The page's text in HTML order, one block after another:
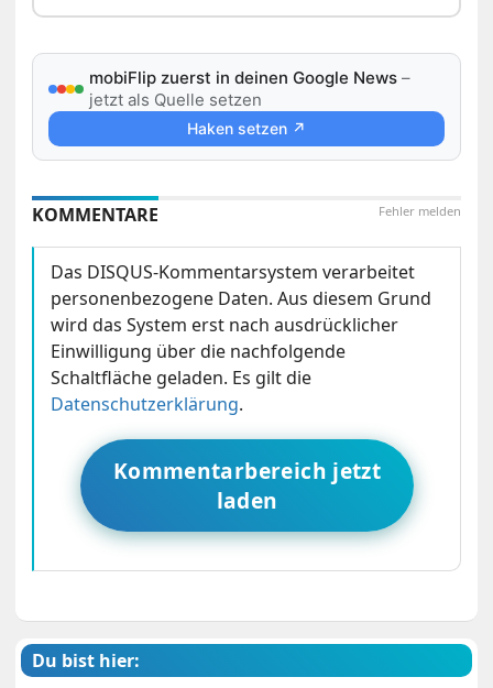
mobiFlip zuerst in deinen Google News –
jetzt als Quelle setzen
Haken setzen ↗
Fehler melden
KOMMENTARE
Das DISQUS-Kommentarsystem verarbeitet
personenbezogene Daten. Aus diesem Grund
wird das System erst nach ausdrücklicher
Einwilligung über die nachfolgende
Schaltfläche geladen. Es gilt die
Datenschutzerklärung.
Kommentarbereich jetzt
laden
Du bist hier: